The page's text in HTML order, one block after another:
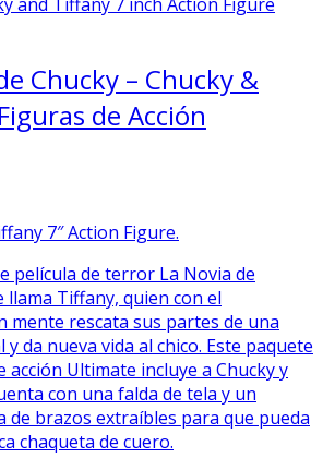
Chucky – Chucky &
de Acción
7″ Action Figure.
película de terror La Novia de
llama Tiffany, quien con el
mente rescata sus partes de una
da nueva vida al chico. Este paquete
acción Ultimate incluye a Chucky y
con una falda de tela y un
de brazos extraíbles para que pueda
chaqueta de cuero.